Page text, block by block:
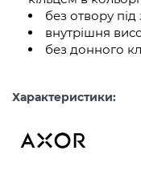
без отвору
внутрішня
без донного
Характеристики: